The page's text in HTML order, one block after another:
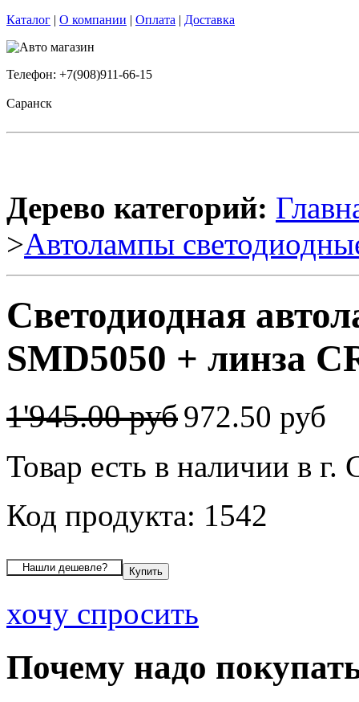
Каталог | О компании | Оплата | Доставка
Телефон: +7(908)911-66-15
Саранск
Дерево категорий:
>Автолампы
Светодиодная
SMD5050 + линза
1'945.00 руб972.50 руб
Товар есть в наличии в г.
Код продукта: 1542
хочу спросить
Почему надо